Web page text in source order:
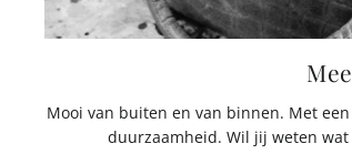
Mooi van buiten en van binnen. Met
duurzaamheid. Wil jij weten